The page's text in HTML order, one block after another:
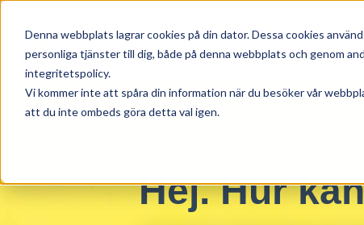
Denna webbplats lagrar cookies på din dator. Dessa cookies
personliga tjänster till dig, både på denna webbplats och genom
integritetspolicy.
Vi kommer inte att spåra din information när du besöker vår
att du inte ombeds göra detta val igen.
Hej. Hur